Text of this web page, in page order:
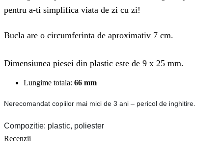
pentru a-ti simplifica viata de zi cu zi!
Bucla are o circumferinta de aproximativ 7 cm.
Dimensiunea piesei din plastic este de 9 x 25 mm.
Lungime totala: 66 mm
Nerecomandat copiilor mai mici de 3 ani – pericol de inghitire.
Compozitie: plastic, poliester
Recenzii